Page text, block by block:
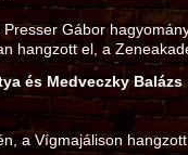
Presser Gábor
hangzott el, a
és Medveczky Balázs
a Vígmajálison